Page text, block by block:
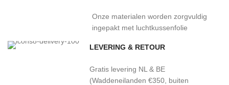
Onze materialen worden zorgvuldig
ingepakt met luchtkussenfolie
LEVERING & RETOUR
Gratis levering NL & BE
(Waddeneilanden €350, buiten